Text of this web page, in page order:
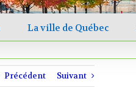
La ville de Québec
Précédent Suivant